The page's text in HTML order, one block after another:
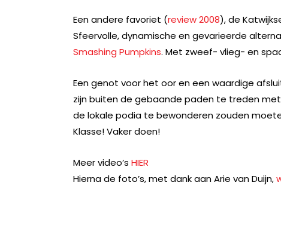
Een andere favoriet (review 2008), de
Sfeervolle, dynamische en gevarieerde
Smashing Pumpkins. Met zweef- vlieg- en
Een genot voor het oor en een waardige
zijn buiten de gebaande paden te treden
de lokale podia te bewonderen zouden
Klasse! Vaker doen!
Meer video’s HIER
Hierna de foto’s, met dank aan Arie van Duijn,